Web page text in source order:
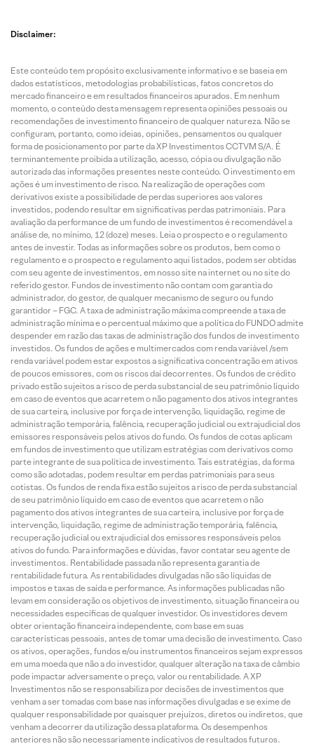
Disclaimer:
Este conteúdo tem propósito exclusivamente informativo e se baseia em
dados estatísticos, metodologias probabilísticas, fatos concretos do
mercado financeiro e em resultados financeiros apurados. Em nenhum
momento, o conteúdo desta mensagem representa opiniões pessoais ou
recomendações de investimento financeiro de qualquer natureza. Não se
configuram, portanto, como ideias, opiniões, pensamentos ou qualquer
forma de posicionamento por parte da XP Investimentos CCTVM S/A. É
terminantemente proibida a utilização, acesso, cópia ou divulgação não
autorizada das informações presentes neste conteúdo. O investimento em
ações é um investimento de risco. Na realização de operações com
derivativos existe a possibilidade de perdas superiores aos valores
investidos, podendo resultar em significativas perdas patrimoniais. Para
avaliação da performance de um fundo de investimentos é recomendável a
análise de, no mínimo, 12 (doze) meses. Leia o prospecto e o regulamento
antes de investir. Todas as informações sobre os produtos, bem como o
regulamento e o prospecto e regulamento aqui listados, podem ser obtidas
com seu agente de investimentos, em nosso site na internet ou no site do
referido gestor. Fundos de investimento não contam com garantia do
administrador, do gestor, de qualquer mecanismo de seguro ou fundo
garantidor – FGC. A taxa de administração máxima compreende a taxa de
administração mínima e o percentual máximo que a política do FUNDO admite
despender em razão das taxas de administração dos fundos de investimento
investidos. Os fundos de ações e multimercados com renda variável /sem
renda variável podem estar expostos a significativa concentração em ativos
de poucos emissores, com os riscos daí decorrentes. Os fundos de crédito
privado estão sujeitos a risco de perda substancial de seu patrimônio líquido
em caso de eventos que acarretem o não pagamento dos ativos integrantes
de sua carteira, inclusive por força de intervenção, liquidação, regime de
administração temporária, falência, recuperação judicial ou extrajudicial dos
emissores responsáveis pelos ativos do fundo. Os fundos de cotas aplicam
em fundos de investimento que utilizam estratégias com derivativos como
parte integrante de sua política de investimento. Tais estratégias, da forma
como são adotadas, podem resultar em perdas patrimoniais para seus
cotistas. Os fundos de renda fixa estão sujeitos a risco de perda substancial
de seu patrimônio líquido em caso de eventos que acarretem o não
pagamento dos ativos integrantes de sua carteira, inclusive por força de
intervenção, liquidação, regime de administração temporária, falência,
recuperação judicial ou extrajudicial dos emissores responsáveis pelos
ativos do fundo. Para informações e dúvidas, favor contatar seu agente de
investimentos. Rentabilidade passada não representa garantia de
rentabilidade futura. As rentabilidades divulgadas não são líquidas de
impostos e taxas de saída e performance. As informações publicadas não
levam em consideração os objetivos de investimento, situação financeira ou
necessidades específicas de qualquer investidor. Os investidores devem
obter orientação financeira independente, com base em suas
características pessoais, antes de tomar uma decisão de investimento. Caso
os ativos, operações, fundos e/ou instrumentos financeiros sejam expressos
em uma moeda que não a do investidor, qualquer alteração na taxa de câmbio
pode impactar adversamente o preço, valor ou rentabilidade. A XP
Investimentos não se responsabiliza por decisões de investimentos que
venham a ser tomadas com base nas informações divulgadas e se exime de
qualquer responsabilidade por quaisquer prejuízos, diretos ou indiretos, que
venham a decorrer da utilização dessa plataforma. Os desempenhos
anteriores não são necessariamente indicativos de resultados futuros.